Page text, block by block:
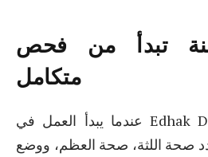
تبدأ من فحص
متكامل
عندما يبدأ العمل في Edhak Dental Center، يطرح
صحة اللثة، صحة العظم، ووضع